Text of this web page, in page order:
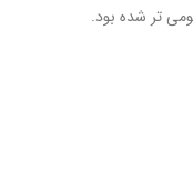
تر شده بود.